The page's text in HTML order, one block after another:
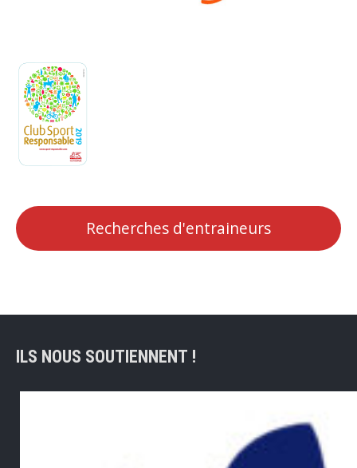
Recherches d'entraineurs
ILS NOUS SOUTIENNENT !